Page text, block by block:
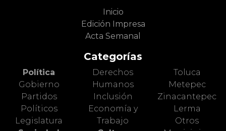
Inicio
Edición Impresa
Acta Semanal
Categorías
Política
Gobierno
Partidos
Políticos
Legislatura
Derechos
Humanos
Inclusión
Economía y
Trabajo
Toluca
Metepec
Zinacantepec
Lerma
Otros